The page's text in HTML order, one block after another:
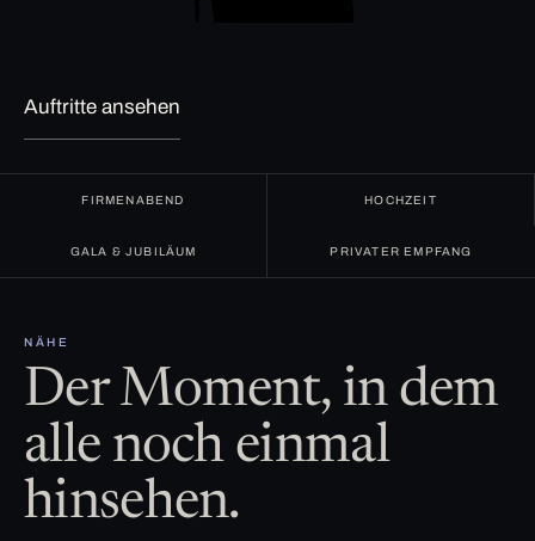
Auftritte ansehen
FIRMENABEND HOCHZEIT
GALA & JUBILÄUM PRIVATER EMPFANG
NÄHE
Der Moment, in dem
alle noch einmal
hinsehen.